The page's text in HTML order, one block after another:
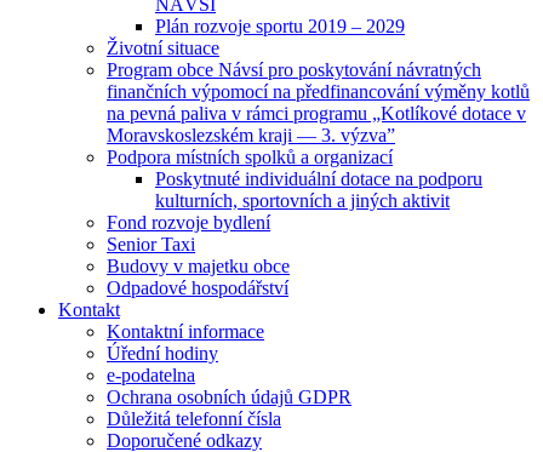
NÁVSÍ
Plán rozvoje sportu 2019 – 2029
Životní situace
Program obce Návsí pro poskytování návratných
finančních výpomocí na předfinancování výměny kotlů
na pevná paliva v rámci programu „Kotlíkové dotace v
Moravskoslezském kraji — 3. výzva”
Podpora místních spolků a organizací
Poskytnuté individuální dotace na podporu
kulturních, sportovních a jiných aktivit
Fond rozvoje bydlení
Senior Taxi
Budovy v majetku obce
Odpadové hospodářství
Kontakt
Kontaktní informace
Úřední hodiny
e-podatelna
Ochrana osobních údajů GDPR
Důležitá telefonní čísla
Doporučené odkazy